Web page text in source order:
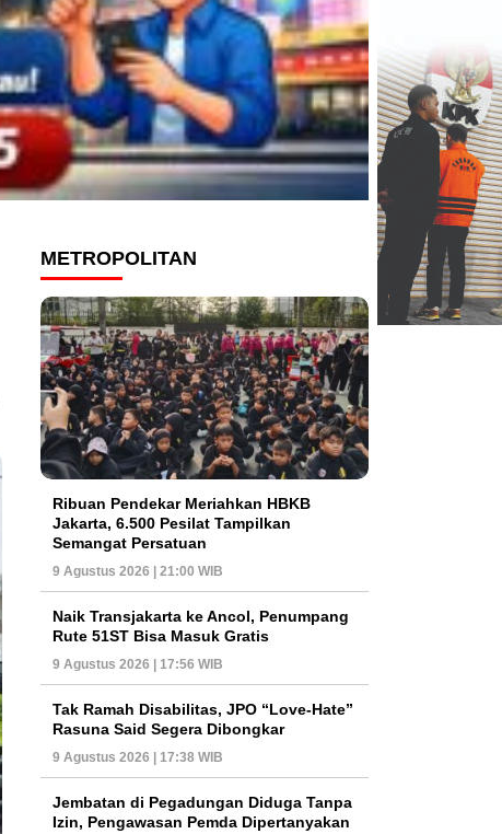
METROPOLITAN
Ribuan Pendekar Meriahkan HBKB
Jakarta, 6.500 Pesilat Tampilkan
Semangat Persatuan
9 Agustus 2026 | 21:00 WIB
Naik Transjakarta ke Ancol, Penumpang
Rute 51ST Bisa Masuk Gratis
9 Agustus 2026 | 17:56 WIB
Tak Ramah Disabilitas, JPO “Love-Hate”
Rasuna Said Segera Dibongkar
9 Agustus 2026 | 17:38 WIB
Jembatan di Pegadungan Diduga Tanpa
Izin, Pengawasan Pemda Dipertanyakan